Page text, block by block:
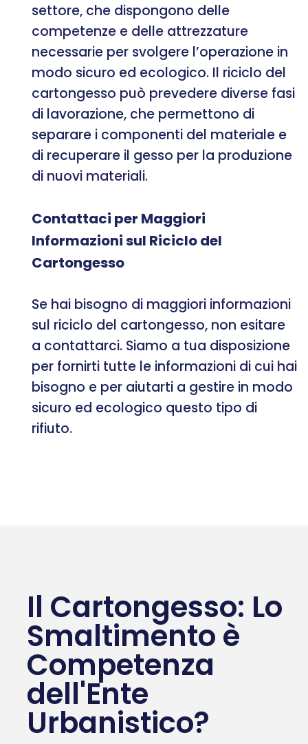
settore, che dispongono delle
competenze e delle attrezzature
necessarie per svolgere l’operazione in
modo sicuro ed ecologico. Il riciclo del
cartongesso può prevedere diverse fasi
di lavorazione, che permettono di
separare i componenti del materiale e
di recuperare il gesso per la produzione
di nuovi materiali.
Contattaci per Maggiori
Informazioni sul Riciclo del
Cartongesso
Se hai bisogno di maggiori informazioni
sul riciclo del cartongesso, non esitare
a contattarci. Siamo a tua disposizione
per fornirti tutte le informazioni di cui hai
bisogno e per aiutarti a gestire in modo
sicuro ed ecologico questo tipo di
rifiuto.
Il Cartongesso: Lo
Smaltimento è
Competenza
dell'Ente
Urbanistico?